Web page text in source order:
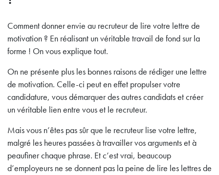
Comment donner envie au recruteur de lire votre lettre de
motivation ? En réalisant un véritable travail de fond sur la
forme ! On vous explique tout.
On ne présente plus les bonnes raisons de rédiger une lettre
de motivation. Celle-ci peut en effet propulser votre
candidature, vous démarquer des autres candidats et créer
un véritable lien entre vous et le recruteur.
Mais vous n’êtes pas sûr que le recruteur lise votre lettre,
malgré les heures passées à travailler vos arguments et à
peaufiner chaque phrase. Et c’est vrai, beaucoup
d’employeurs ne se donnent pas la peine de lire les lettres de